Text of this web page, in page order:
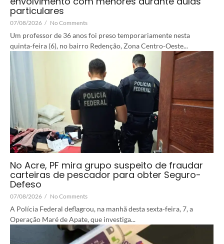
particulares
07/08/2026 / No Comments
Um professor de 36 anos foi preso temporariamente nesta
quinta-feira (6), no bairro Redenção, Zona Centro-Oeste...
No Acre, PF mira grupo suspeito de fraudar
carteiras de pescador para obter Seguro-
Defeso
07/08/2026 / No Comments
A Polícia Federal deflagrou, na manhã desta sexta-feira, 7, a
Operação Maré de Apate, que investiga...